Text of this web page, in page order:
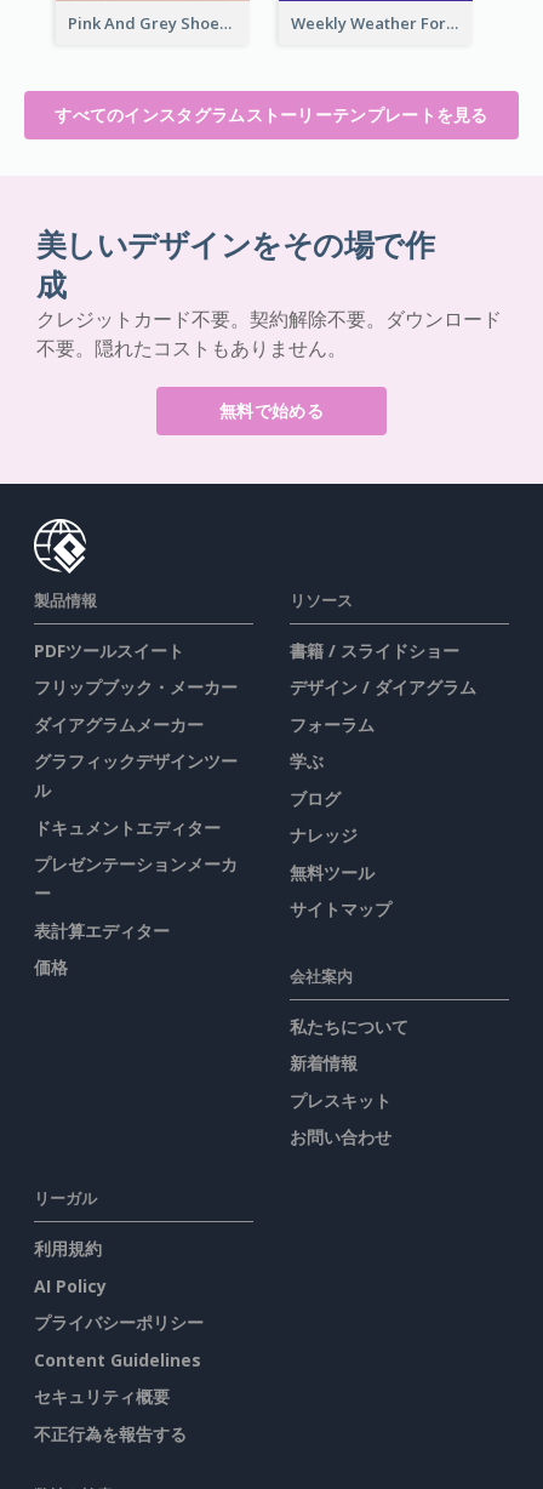
Pink And Grey Shoes Photo Shopping Instagram Story Weekly Weather Forecast Instagram Story
すべてのインスタグラムストーリーテンプレートを見る
美しいデザインをその場で作
成
クレジットカード不要。契約解除不要。ダウンロード
不要。隠れたコストもありません。
無料で始める
製品情報
PDFツールスイート
フリップブック・メーカー
ダイアグラムメーカー
グラフィックデザインツー
ル
ドキュメントエディター
プレゼンテーションメーカ
ー
表計算エディター
価格
リソース
書籍 / スライドショー
デザイン / ダイアグラム
フォーラム
学ぶ
ブログ
ナレッジ
無料ツール
サイトマップ
会社案内
私たちについて
新着情報
プレスキット
お問い合わせ
リーガル
利用規約
AI Policy
プライバシーポリシー
Content Guidelines
セキュリティ概要
不正行為を報告する